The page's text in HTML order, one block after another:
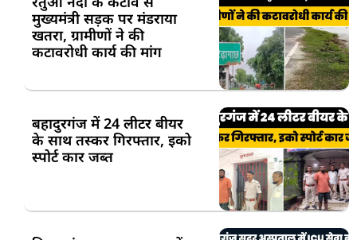
मुख्यमंत्री सड़क पर मंडराया
खतरा, ग्रामीणों ने की
कटावरोधी कार्य की मांग
बहादुरगंज में 24 लीटर बीयर
के साथ तस्कर गिरफ्तार, इको
स्पोर्ट कार जब्त